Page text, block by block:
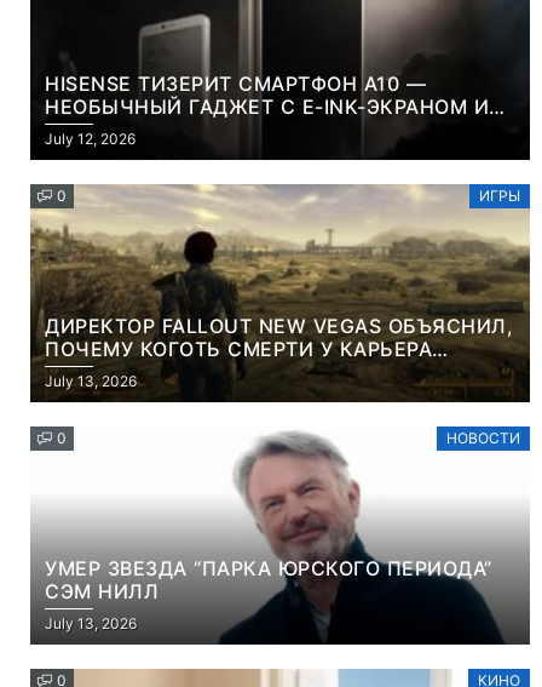
HISENSE ТИЗЕРИТ СМАРТФОН A10 —
НЕОБЫЧНЫЙ ГАДЖЕТ С E-INK-ЭКРАНОМ И
СЪЕМНОЙ LCD-ПАНЕЛЬЮ ДЛЯ ЦВЕТНОГО
КОНТЕНТА И СОЦСЕТЕЙ
July 12, 2026
0 ИГРЫ
ДИРЕКТОР FALLOUT NEW VEGAS ОБЪЯСНИЛ,
ПОЧЕМУ КОГОТЬ СМЕРТИ У КАРЬЕРА
НАМЕРЕННО СНОСИТ ВАМ ГОЛОВУ
July 13, 2026
0 НОВОСТИ
УМЕР ЗВЕЗДА “ПАРКА ЮРСКОГО ПЕРИОДА”
СЭМ НИЛЛ
July 13, 2026
0 КИНО